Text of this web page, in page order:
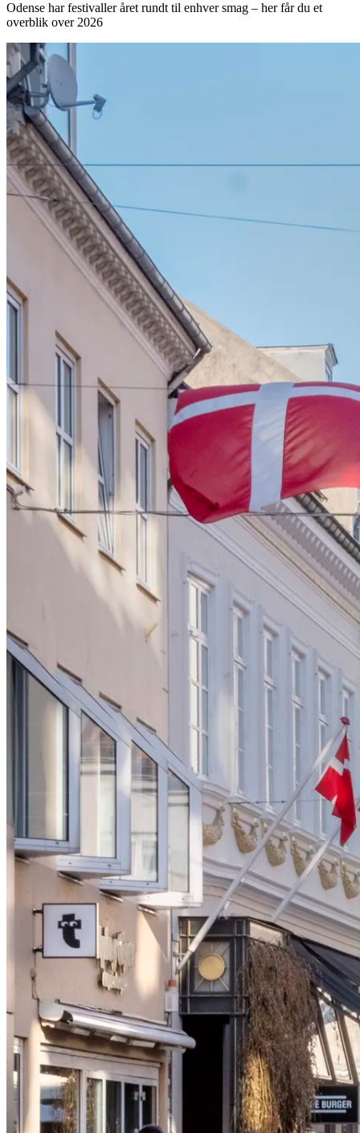
Odense har festivaller året rundt til enhver smag – her får du et
overblik over 2026